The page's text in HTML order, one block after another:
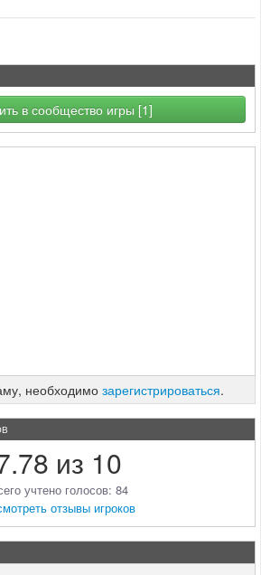
в сообщество игры [1]
необходимо зарегистрироваться.
из 10
учтено голосов: 84
отзывы игроков